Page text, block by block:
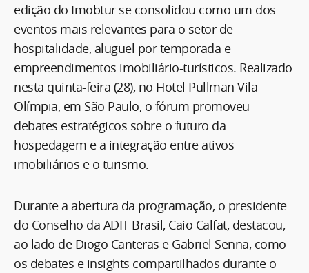
edição do Imobtur se consolidou como um dos
eventos mais relevantes para o setor de
hospitalidade, aluguel por temporada e
empreendimentos imobiliário-turísticos. Realizado
nesta quinta-feira (28), no Hotel Pullman Vila
Olímpia, em São Paulo, o fórum promoveu
debates estratégicos sobre o futuro da
hospedagem e a integração entre ativos
imobiliários e o turismo.
Durante a abertura da programação, o presidente
do Conselho da ADIT Brasil, Caio Calfat, destacou,
ao lado de Diogo Canteras e Gabriel Senna, como
os debates e insights compartilhados durante o